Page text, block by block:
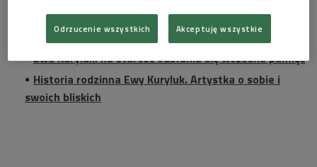
Czytaj też:
Ewa Kuryluk: na starość odsłania się wczesna pamięć
Historia rodzinna Ewy Kuryluk. Artystka o sobie i
swoich bliskich
Odrzucenie wszystkich Akceptuję wszystkie